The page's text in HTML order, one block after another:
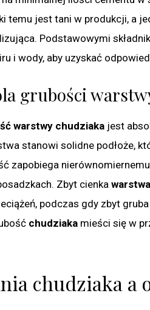
temu jest tani w produkcji, a
Podstawowymi
i wody, aby uzyskać
grubości
warstwy chudziaka jest
stanowi solidne podłoże,
zapobiega
Zbyt cienka
podczas gdy zbyt
chudziaka mieści się w
chudziaka